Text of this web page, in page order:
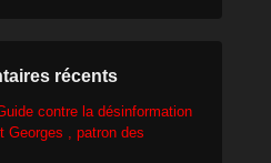
récents
contre la désinformation
Georges , patron des